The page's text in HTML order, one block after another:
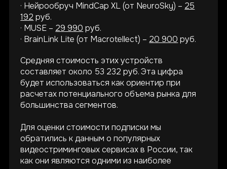
· Нейрообруч MindCap XL (от NeuroSky) – 25
192 руб.
· MUSE – 29 990 руб.
· BrainLink Lite (от Macrotellect) – 20 900 руб.
Средняя стоимость этих устройств
составляет около 53 232 руб. Эта цифра
будет использоваться как ориентир при
расчетах потенциального объема рынка для
большинства сегментов.
Для оценки стоимости подписки мы
обратились к данным о популярных
видеостриминговых сервисах в России, так
как они являются одними из наиболее